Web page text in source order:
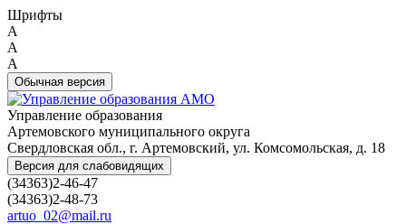
Шрифты
A
A
A
Обычная версия
Управление образования
Артемовского муниципального округа
Свердловская обл., г. Артемовский, ул. Комсомольская, д. 18
Версия для слабовидящих
(34363)2-46-47
(34363)2-48-73
artuo_02@mail.ru